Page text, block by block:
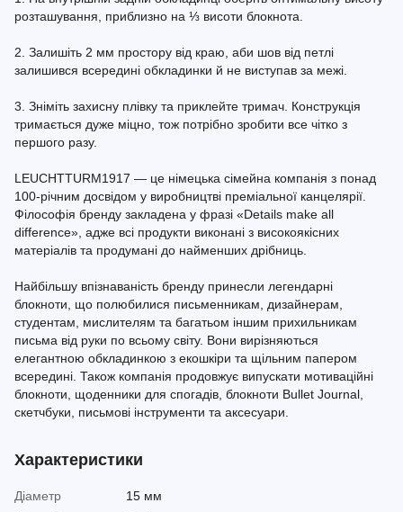
розташування, приблизно на ⅓ висоти блокнота.
2. Залишіть 2 мм простору від краю, аби шов від петлі
залишився всередині обкладинки й не виступав за межі.
3. Зніміть захисну плівку та приклейте тримач. Конструкція
тримається дуже міцно, тож потрібно зробити все чітко з
першого разу.
LEUCHTTURM1917 — це німецька сімейна компанія з понад
100-річним досвідом у виробництві преміальної канцелярії.
Філософія бренду закладена у фразі «Details make all
difference», адже всі продукти виконані з високоякісних
матеріалів та продумані до найменших дрібниць.
Найбільшу впізнаваність бренду принесли легендарні
блокноти, що полюбилися письменникам, дизайнерам,
студентам, мислителям та багатьом іншим прихильникам
письма від руки по всьому світу. Вони вирізняються
елегантною обкладинкою з екошкіри та щільним папером
всередині. Також компанія продовжує випускати мотиваційні
блокноти, щоденники для спогадів, блокноти Bullet Journal,
скетчбуки, письмові інструменти та аксесуари.
Характеристики
Діаметр
15 мм